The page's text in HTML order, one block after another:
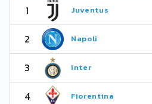
1 Juventus
2 Napoli
3 Inter
4 Fiorentina